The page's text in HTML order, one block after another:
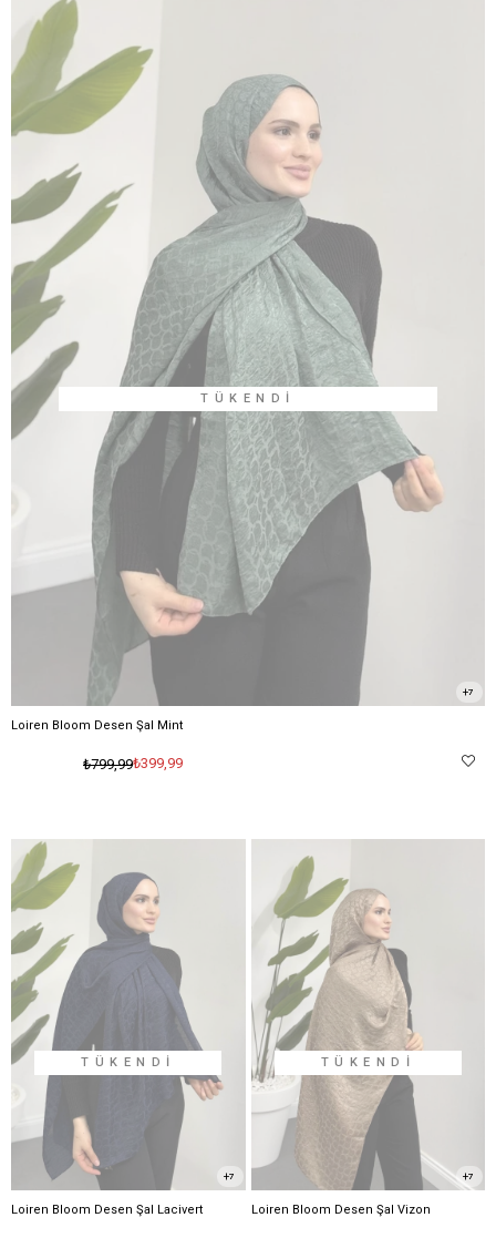
TÜKENDI
Loiren Bloom Desen Şal Mint
₺399,99
₺799,99
7
TÜKENDI
Loiren Bloom Desen Şal Lacivert
7
TÜKENDI
Loiren Bloom Desen Şal Vizon
7